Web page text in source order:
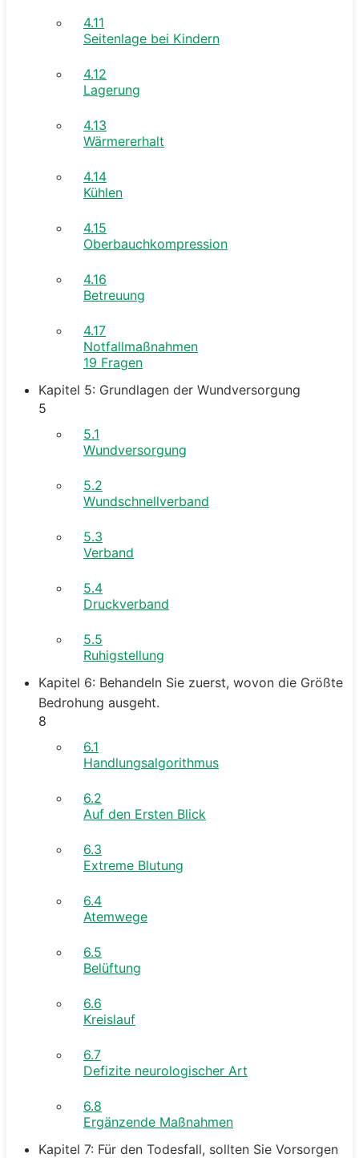
4.11
Seitenlage bei Kindern
4.12
Lagerung
4.13
Wärmererhalt
4.14
Kühlen
4.15
Oberbauchkompression
4.16
Betreuung
4.17
Notfallmaßnahmen
19 Fragen
Kapitel 5: Grundlagen der Wundversorgung
5
5.1
Wundversorgung
5.2
Wundschnellverband
5.3
Verband
5.4
Druckverband
5.5
Ruhigstellung
Kapitel 6: Behandeln Sie zuerst, wovon die Größte
Bedrohung ausgeht.
8
6.1
Handlungsalgorithmus
6.2
Auf den Ersten Blick
6.3
Extreme Blutung
6.4
Atemwege
6.5
Belüftung
6.6
Kreislauf
6.7
Defizite neurologischer Art
6.8
Ergänzende Maßnahmen
Kapitel 7: Für den Todesfall, sollten Sie Vorsorgen